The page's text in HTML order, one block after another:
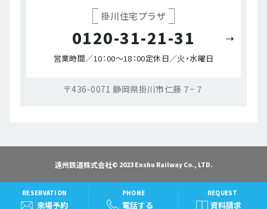
RESERVATION
来場予約
REQUEST
資料請求
PHONE
電話する
掛川住宅プラザ
0120-31-21-31
営業時間／10：00～18：00定休日／火・水曜日
〒436-0071 静岡県掛川市仁藤７−７
遠州鉄道株式会社© 2023 Enshu Railway Co., LTD.